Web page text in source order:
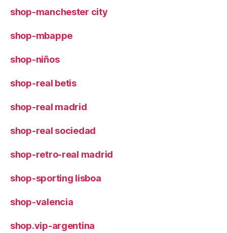
shop-manchester city
shop-mbappe
shop-niños
shop-real betis
shop-real madrid
shop-real sociedad
shop-retro-real madrid
shop-sporting lisboa
shop-valencia
shop.vip-argentina